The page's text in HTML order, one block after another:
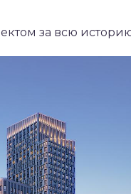
за всю историю